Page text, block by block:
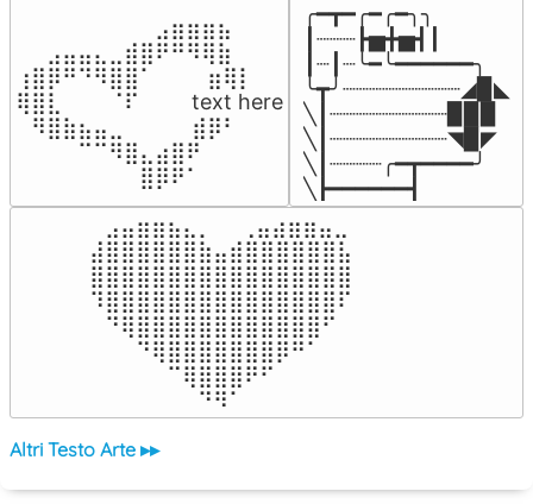
⠀⠀⠀⠀⠀⠀⠀⠀⠀⣠⣶⣶⣶⣦⠀⠀
⠀⠀⣠⣤⣤⣄⣀⣾⣿⠟⠛⠻⢿⣷⠀
⢰⣿⡿⠛⠙⠻⣿⣿⠁⠀⠀ ⠀⣶⢿⡇
⢿⣿⣇⠀⠀⠀⠈⠏⠀⠀⠀ text here
⠀⠻⣿⣷⣦⣤⣀⠀⠀⠀ ⠀⣾⡿⠃⠀
⠀⠀⠀⠀⠉⠉⠻⣿⣄⣴⣿⠟⠀⠀⠀
⠀⠀⠀⠀⠀⠀⠀⠀⣿⡿⠟⠁⠀⠀⠀
╭━┳━╭━╭━╮╮
┃┈┈┈┣▅╋▅┫┃
┃┈┃┈╰━╰━━━━━━╮
╰┳╯┈┈┈┈┈┈┈┈┈◢▉◣
╲┃┈┈┈┈┈┈┈┈┈▉▉▉
╲┃┈┈┈┈┈┈┈┈┈◥▉◤
╲┃┈┈┈┈╭━┳━━━━╯
╲┣━━━━━━┫﻿
⠀⣠⣤⣶⣶⣦⣄⡀  ⠀⢀⣤⣴⣶⣶⣤⣀⠀
⣼⣿⣿⣿⣿⣿⣿⣷⣤⣾⣿⣿⣿⣿⣿⣿⣧
⣿⣿⣿⣿⣿⣿⣿⣿⣿⣿⣿⣿⣿⣿⣿⣿⣿
⠹⣿⣿⣿⣿⣿⣿⣿⣿⣿⣿⣿⣿⣿⣿⣿⠏
⠀⠙⢿⣿⣿⣿⣿⣿⣿⣿⣿⣿⣿⣿⣿⠋⠀
⠀⠀⠀⠙⢿⣿⣿⣿⣿⣿⣿⣿⡿⠛⠁⠀⠀
⠀⠀⠀⠀⠀⠉⢿⣿⣿⣿⠟⠋⠀⠀⠀⠀⠀
⠀⠀⠀⠀⠀⠀⠀⠙⠻⠁⠀⠀⠀⠀⠀⠀⠀⠀⠀⠀⠀⠀⠀
Altri Testo Arte ▸▸